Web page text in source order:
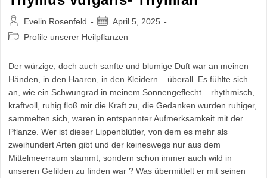
Beitrags-
Autor:
Evelin Rosenfeld
Beitrag
veröffentlicht:
April 5, 2025
Beitrags-Profile unserer Heilpflanzen
Der würzige, doch auch sanfte und blumige Duft war an meinen
Händen, in den Haaren, in den Kleidern – überall. Es fühlte sich
an, wie ein Schwungrad in meinem Sonnengeflecht – rhythmisch,
kraftvoll, ruhig floß mir die Kraft zu, die Gedanken wurden ruhiger,
sammelten sich, waren in entspannter Aufmerksamkeit mit der
Pflanze. Wer ist dieser Lippenblütler, von dem es mehr als
zweihundert Arten gibt und der keineswegs nur aus dem
Mittelmeerraum stammt, sondern schon immer auch wild in
unseren Gefilden zu finden war ? Was übermittelt er mit seinen